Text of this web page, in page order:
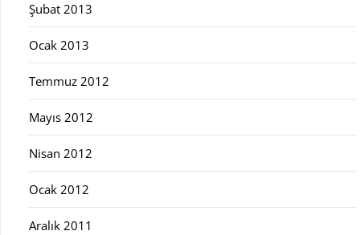
Şubat 2013
Ocak 2013
Temmuz 2012
Mayıs 2012
Nisan 2012
Ocak 2012
Aralık 2011